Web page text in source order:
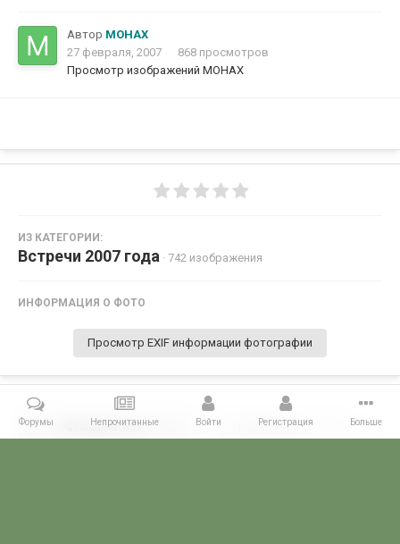
Автор MOHAX
27 февраля, 2007
868 просмотров
Просмотр изображений MOHAX
ИЗ КАТЕГОРИИ:
Встречи 2007 года · 742 изображения
ИНФОРМАЦИЯ О ФОТО
Просмотр EXIF информации фотографии
Поделиться Подписчики 0
Форумы Непрочитанные Войти Регистрация Больше